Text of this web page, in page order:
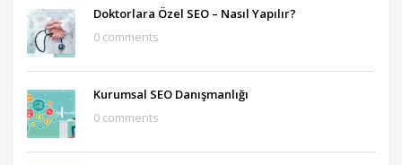
Doktorlara Özel SEO – Nasıl Yapılır?
0 comments
Kurumsal SEO Danışmanlığı
0 comments